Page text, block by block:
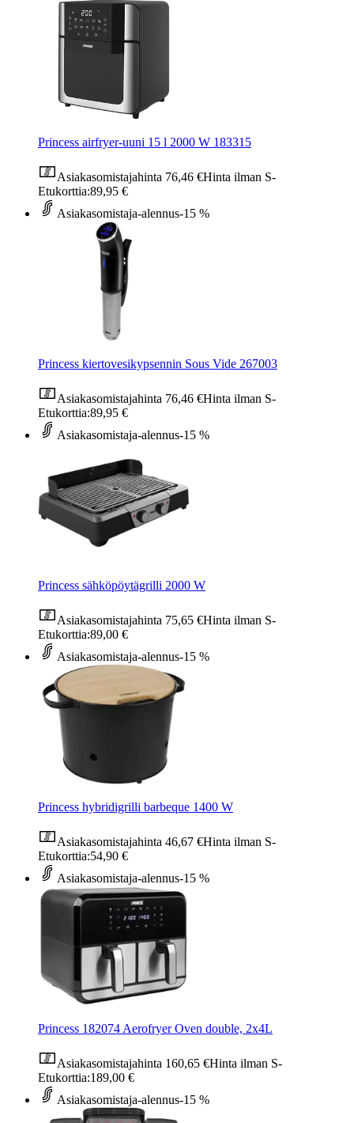
Princess airfryer-uuni 15 l 2000 W 183315
Asiakasomistajahinta 76,46 €Hinta ilman S-
Etukorttia:89,95 €
Asiakasomistaja-alennus-15 %
Princess kiertovesikypsennin Sous Vide 267003
Asiakasomistajahinta 76,46 €Hinta ilman S-
Etukorttia:89,95 €
Asiakasomistaja-alennus-15 %
Princess sähköpöytägrilli 2000 W
Asiakasomistajahinta 75,65 €Hinta ilman S-
Etukorttia:89,00 €
Asiakasomistaja-alennus-15 %
Princess hybridigrilli barbeque 1400 W
Asiakasomistajahinta 46,67 €Hinta ilman S-
Etukorttia:54,90 €
Asiakasomistaja-alennus-15 %
Princess 182074 Aerofryer Oven double, 2x4L
Asiakasomistajahinta 160,65 €Hinta ilman S-
Etukorttia:189,00 €
Asiakasomistaja-alennus-15 %